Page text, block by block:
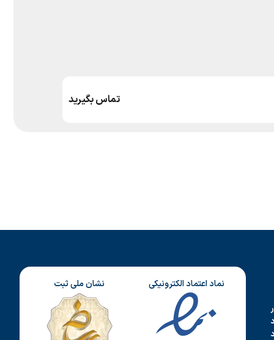
تماس بگیرید
نماد اعتماد الکترونیکی نشان ملی ثبت